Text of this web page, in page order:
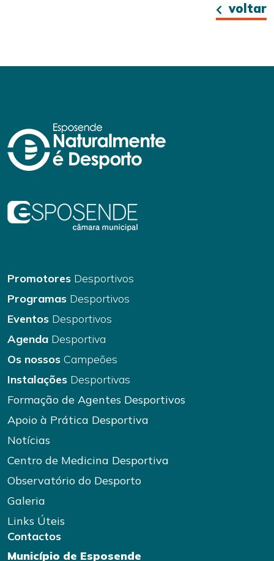
voltar
Promotores Desportivos
Programas Desportivos
Eventos Desportivos
Agenda Desportiva
Os nossos Campeões
Instalações Desportivas
Formação de Agentes Desportivos
Apoio à Prática Desportiva
Notícias
Centro de Medicina Desportiva
Observatório do Desporto
Galeria
Links Úteis
Contactos
Município de Esposende